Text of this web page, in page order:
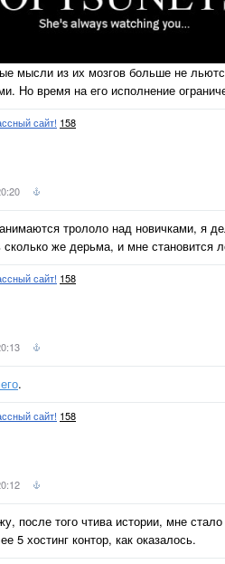
мысли из их мозгов больше не
Но время на его исполнение
сайт! 158
трололо над новичками, я
же дерьма, и мне становится
сайт! 158
.
сайт! 158
после того чтива истории, мне
5 хостинг контор, как оказалось.